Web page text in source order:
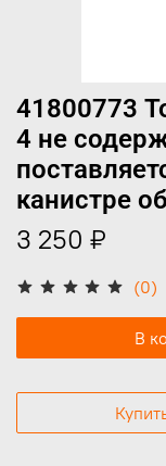
(0)
41800773
4 не
канистре
3 250 ₽
В